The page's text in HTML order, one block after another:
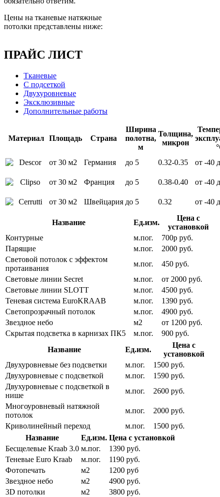
Цены на тканевые натяжные
потолки представлены ниже:
ПРАЙС ЛИСТ
Тканевые
С подсеткой
Двухуровневые
Эксклюзивные
Дополнительные работы
Материал Площадь Страна
Ширина
полотна,
м
Толщина,
микрон
от 30 м2
Германия до 5 0.32-0.35 от -40
от 30 м2 Франция до 5 0.38-0.40 от -40
от 30 м2 Швейцария до 5 0.32 от -40
Название Ед.изм.
Цена с
установкой
Контурные
м.пог.
700р руб.
Парящие
м.пог.
2000 руб.
Световой потолок с эффектом
протаивания
м.пог.
450 руб.
Световые линии Secret
м.пог.
от 2000 руб.
Световые линии SLOTT
м.пог.
4500 руб.
Теневая система EuroKRAAB
м.пог.
1390 руб.
Светопрозрачный потолок
м.пог.
4900 руб.
Звездное небо
м2
от 1200 руб.
Скрытая подсветка в карнизах ПК5
м.пог.
900 руб.
Название
Ед.изм.
Цена с
установкой
Двухуровневые без подсветки
м.пог.
1500 руб.
Двухуровневые с подсветкой
м.пог.
1590 руб.
Двухуровневые с подсветкой в
нише
м.пог.
2600 руб.
Многоуровневый натяжной
потолок
м.пог.
2000 руб.
Криволинейный переход
м.пог.
1500 руб.
Название
Ед.изм. Цена с установкой
Бесщелевые Kraab 3.0 м.пог.
1390 руб.
Теневые Euro Kraab
м.пог.
1190 руб.
Фотопечать
м2
1200 руб
Звездное небо
м2
4900 руб.
3D потолки
м2
3800 руб.